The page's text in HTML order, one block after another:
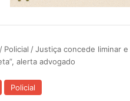
/ Policial /Justiça concede liminar
alerta advogado
Policial